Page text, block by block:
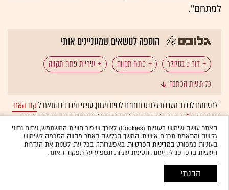
למתחם".
הוספה לנושאים שמעניינים אותי
דור 5 בסלולר פתח תקווה עיריית פתח תקווה
כל תגיות הכתבה
לתשומת לבכם: מערכת גלובס חותרת לשיח מגוון, ענייני ומכבד בהתאם לקוד האתי
המופיעבדו"ח האמוןלפיו אנו פועלים. ביטויי אלימות, גזענות, הסתה או כל שיח
בלתי הולם אחר מסוננים בצורהאוטומטיתולא יפורסמו באתר.
האתר עושה שימוש בעוגיות (Cookies) לצורך שיפור חוויית המשתמש, ניתוח נתוני
גלישה והתאמת תכנים אישית. המשך הגלישה באתר מהווה הסכמה לשימוש
בעוגיות כמפורטבמדיניות הפרטיות. באפשרותך, בכל עת, לשנות את הגדרות
העוגיות בדפדפן. לידיעתך, חסימת עוגיות תשפיע על תפקוד האתר.
הבנתי